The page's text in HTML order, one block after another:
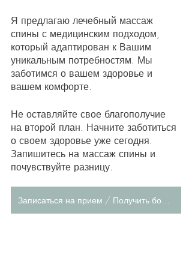
Я предлагаю лечебный массаж
спины с медицинским подходом,
который адаптирован к Вашим
уникальным потребностям. Мы
заботимся о вашем здоровье и
вашем комфорте.
Не оставляйте свое благополучие
на второй план. Начните заботиться
о своем здоровье уже сегодня.
Запишитесь на массаж спины и
почувствуйте разницу.
Записаться на прием / Получить больше информации